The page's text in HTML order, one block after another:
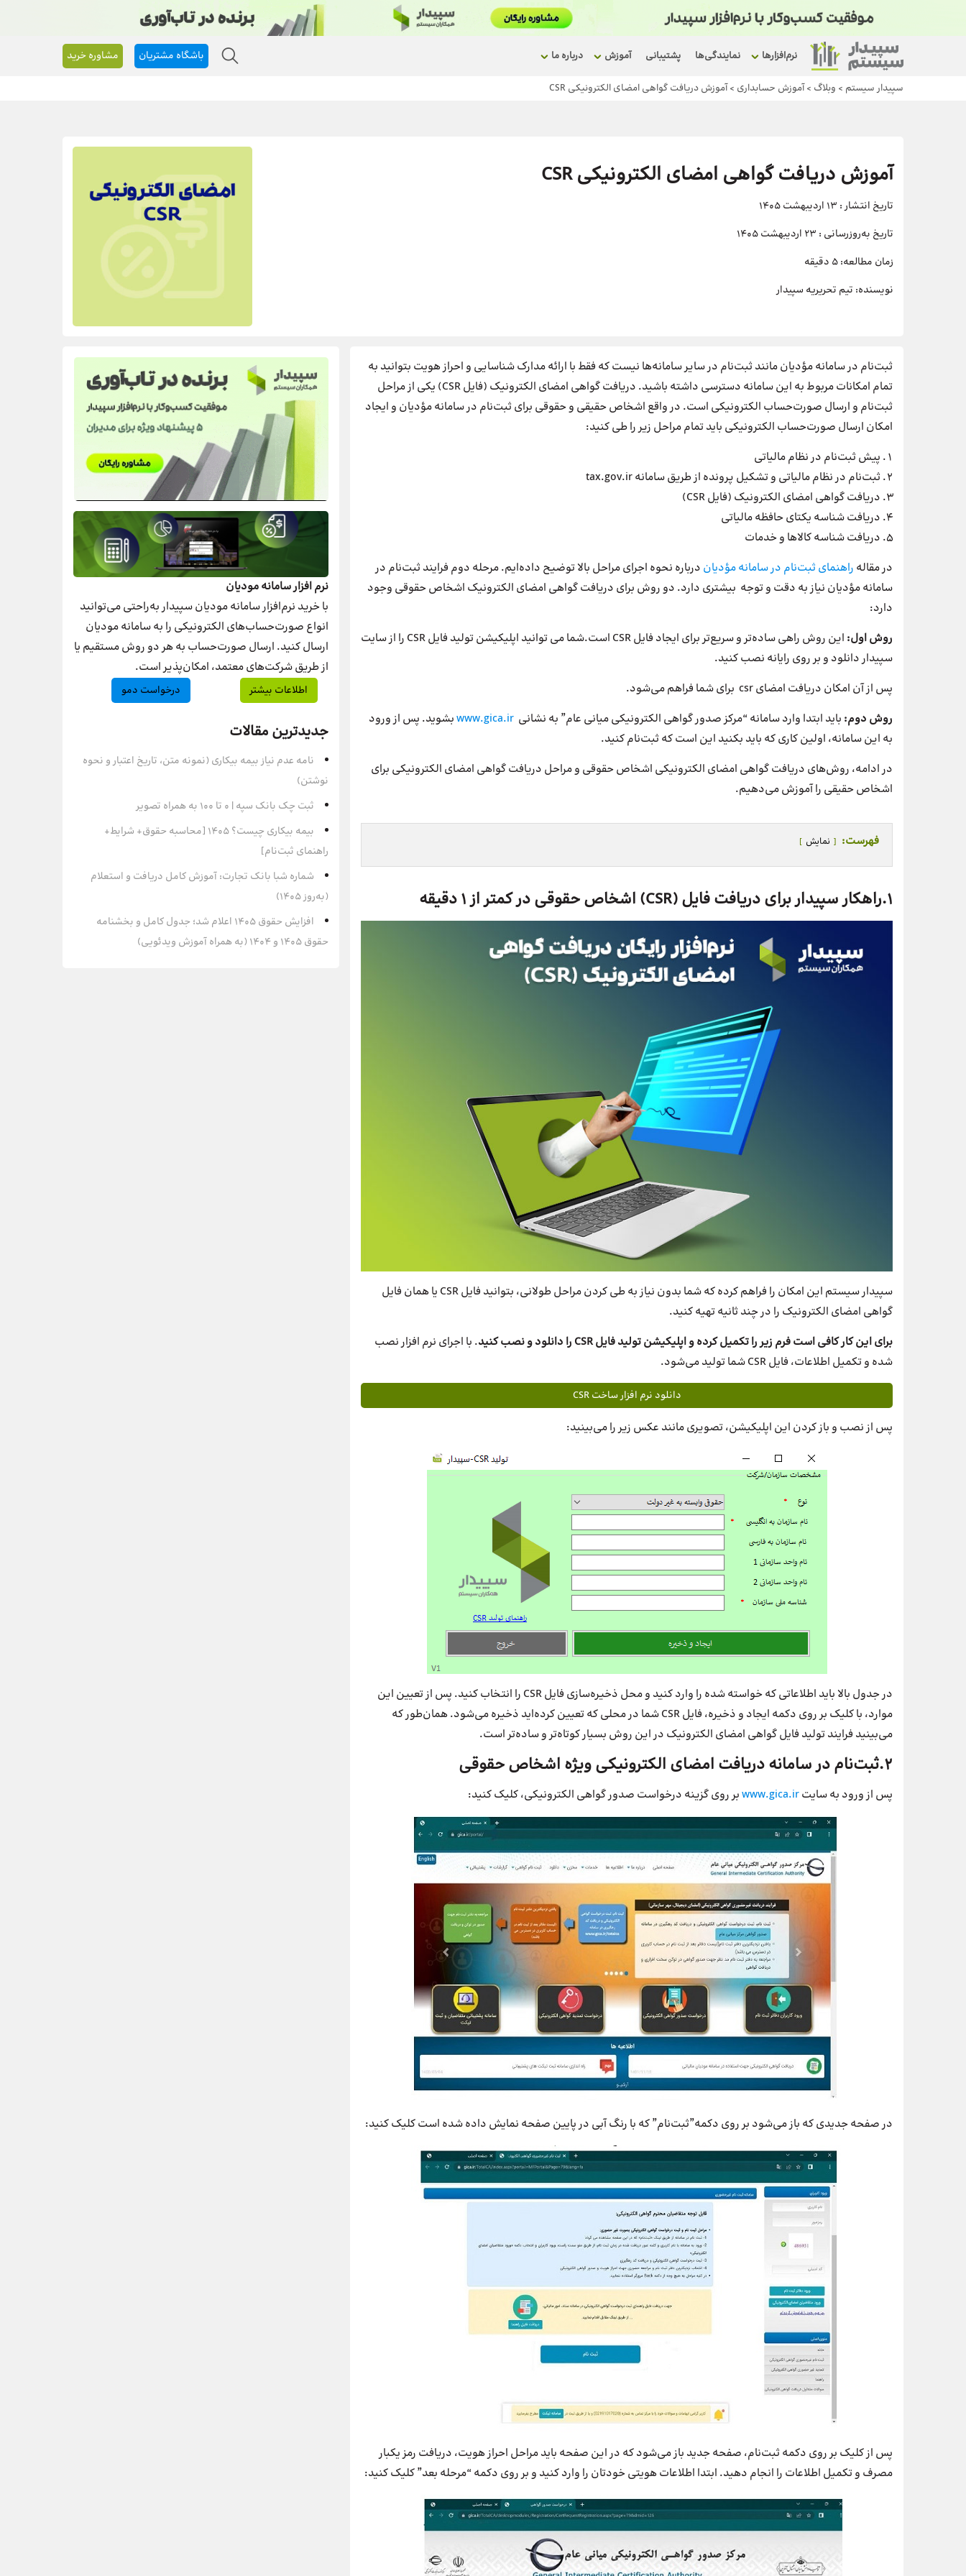
باشگاه مشتریان مشاوره خرید نرم‌افزارها نمایندگی‌ها پشتیبانی آموزش درباره ما
سپیدار سیستم > وبلاگ >آموزش حسابداری >آموزش دریافت گواهی امضای الکترونیکی CSR
آموزش دریافت گواهی امضای الکترونیکی CSR
تاریخ انتشار : 13 اردیبهشت 1405
تاریخ به‌روزرسانی : 23 اردیبهشت 1405
زمان مطالعه: 5 دقیقه
نویسنده: تیم تحریریه سپیدار
ثبت‌نام در سامانه مؤدیان مانند ثبت‌نام در سایر سامانه‌ها نیست که فقط با ارائه مدارک شناسایی و احراز هویت بتوانید به
تمام امکانات مربوط به این سامانه دسترسی داشته باشید. دریافت گواهی امضای الکترونیک (فایل CSR) یکی از مراحل
ثبت‌نام و ارسال صورت‌حساب الکترونیکی است. در واقع اشخاص حقیقی و حقوقی برای ثبت‌نام در سامانه مؤدیان و ایجاد
امکان ارسال صورت‌حساب الکترونیکی باید تمام مراحل زیر را طی کنید:
پیش ثبت‌نام در نظام مالیاتی
ثبت‌نام در نظام مالیاتی و تشکیل پرونده از طریق سامانه tax.gov.ir
دریافت گواهی امضای الکترونیک (فایل CSR)
دریافت شناسه یکتای حافظه مالیاتی
دریافت شناسه کالاها و خدمات
در مقاله راهنمای ثبت‌نام در سامانه مؤدیان درباره نحوه اجرای مراحل بالا توضیح داده‌ایم. مرحله دوم فرایند ثبت‌نام در
سامانه مؤدیان نیاز به دقت و توجه بیشتری دارد. دو روش برای دریافت گواهی امضای الکترونیک اشخاص حقوقی وجود
دارد:
روش اول:
این روش راهی ساده‌تر و سریع‌تر برای ایجاد فایل CSR است.شما می توانید اپلیکیشن تولید فایل CSR را از سایت
سپیدار دانلود و بر روی رایانه نصب کنید.
پس از آن امکان دریافت امضای csr برای شما فراهم می‌شود.
روش دوم: باید ابتدا وارد سامانه “مرکز صدور گواهی الکترونیکی میانی عام” به نشانی www.gica.irبشوید. پس از ورود
به این سامانه، اولین کاری که باید بکنید این است که ثبت‌نام کنید.
در ادامه، روش‌های دریافت گواهی امضای الکترونیکی اشخاص حقوقی و مراحل دریافت گواهی امضای الکترونیکی برای
اشخاص حقیقی را آموزش می‌دهیم.
فهرست: نمایش
1.راهکار سپیدار برای دریافت فایل (CSR) اشخاص حقوقی در کمتر از 1 دقیقه
سپیدار سیستم این امکان را فراهم کرده که شما بدون نیاز به طی کردن مراحل طولانی، بتوانید فایل CSR یا همان فایل
گواهی امضای الکترونیک را در چند ثانیه تهیه کنید.
برای این کار کافی است فرم زیر را تکمیل کرده و اپلیکیشن تولید فایل CSR را دانلود و نصب کنید
. با اجرای نرم افزار نصب
شده و تکمیل اطلاعات، فایل CSR شما تولید می‌شود.
دانلود نرم افزار ساخت CSR
پس از نصب و باز کردن این اپلیکیشن، تصویری مانند عکس زیر را می‌بینید:
در جدول بالا باید اطلاعاتی که خواسته شده را وارد کنید و محل ذخیره‌سازی فایل CSR را انتخاب کنید. پس از تعیین این
موارد، با کلیک بر روی دکمه ایجاد و ذخیره، فایل CSR شما در محلی که تعیین کرده‌اید ذخیره می‌شود. همان‌طور که
می‌بینید فرایند تولید فایل گواهی امضای الکترونیک در این روش بسیار کوتاه‌تر و ساده‌تر است.
2.ثبت‌نام در سامانه دریافت امضای الکترونیکی ویژه اشخاص حقوقی
پس از ورود به سایتwww.gica.irبر روی گزینه درخواست صدور گواهی الکترونیکی، کلیک کنید:
در صفحه جدیدی که باز می‌شود بر روی دکمه”ثبت‌نام” که با رنگ آبی در پایین صفحه نمایش داده شده است کلیک کنید:
پس از کلیک بر روی دکمه ثبت‌نام، صفحه جدید باز می‌شود که در این صفحه باید مراحل احراز هویت، دریافت رمز یکبار
مصرف و تکمیل اطلاعات را انجام دهید. ابتدا اطلاعات هویتی خودتان را وارد کنید و بر روی دکمه “مرحله بعد” کلیک کنید:
نرم افزار سامانه مودیان
با خرید نرم‌افزار سامانه مودیان سپیدار به‌راحتی می‌توانید
انواع صورت‌حساب‌های الکترونیکی را به سامانه مودیان
ارسال کنید. ارسال صورت‌حساب به هر دو روش مستقیم یا
از طریق شرکت‌های معتمد، امکان‌پذیر است.
اطلاعات بیشتر درخواست دمو
جدیدترین مقالات
نامه عدم نیاز بیمه بیکاری (نمونه متن، تاریخ اعتبار و نحوه
نوشتن)
ثبت چک بانک سپه | ۰ تا ۱۰۰ به همراه تصویر
بیمه بیکاری چیست؟ 1405 [محاسبه حقوق+ شرایط+
راهنمای ثبت‌نام]
شماره شبا بانک تجارت: آموزش کامل دریافت و استعلام
(به‌روز ۱۴۰۵)
افزایش حقوق 1405 اعلام شد؛ جدول کامل و بخشنامه
حقوق 1405 و 1404 (به همراه آموزش ویدئویی)